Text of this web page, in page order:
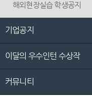
해외현장실습 학생공지
기업공지
이달의 우수인턴 수상작
커뮤니티